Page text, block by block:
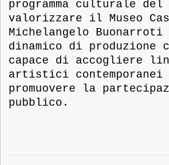
programma culturale del
valorizzare il Museo
Michelangelo Buonarroti
dinamico di produzione
capace di accogliere
artistici contemporanei
promuovere la
pubblico.